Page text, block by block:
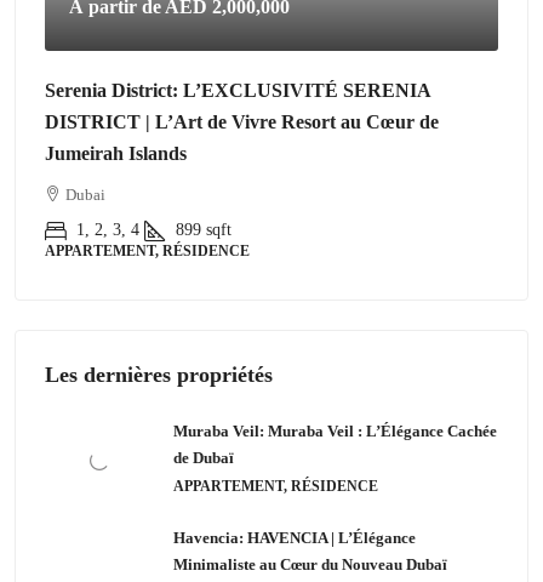
À partir de AED 2,000,000
Serenia District: L’EXCLUSIVITÉ SERENIA
DISTRICT | L’Art de Vivre Resort au Cœur de
Jumeirah Islands
Dubai
1, 2, 3, 4
899 sqft
APPARTEMENT, RÉSIDENCE
Les dernières propriétés
Muraba Veil: Muraba Veil : L’Élégance Cachée
de Dubaï
APPARTEMENT, RÉSIDENCE
Havencia: HAVENCIA | L’Élégance
Minimaliste au Cœur du Nouveau Dubaï